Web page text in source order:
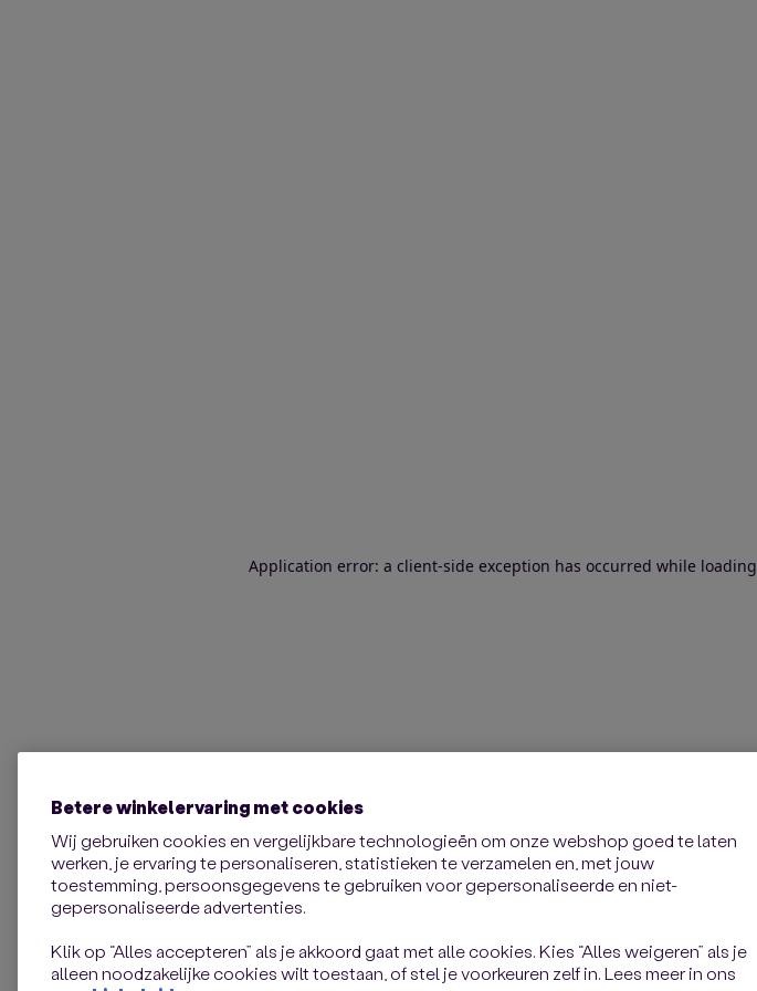
Application error: a client-side exception has occurred while loading
Betere winkelervaring met cookies
Wij gebruiken cookies en vergelijkbare technologieën om onze webshop goed te laten
werken, je ervaring te personaliseren, statistieken te verzamelen en, met jouw
toestemming, persoonsgegevens te gebruiken voor gepersonaliseerde en niet-
gepersonaliseerde advertenties.
Klik op “Alles accepteren” als je akkoord gaat met alle cookies. Kies “Alles weigeren” als je
alleen noodzakelijke cookies wilt toestaan, of stel je voorkeuren zelf in. Lees meer in ons